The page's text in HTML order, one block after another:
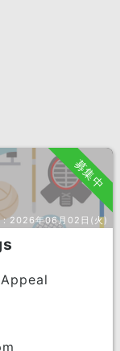
募集中
2026年06月02日(火)